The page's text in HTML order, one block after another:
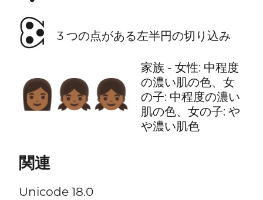
🕃
3 つの点がある左半円の切り込み
👩🏾‍👧🏾‍👧🏾
家族 - 女性: 中程度
の濃い肌の色、女
の子: 中程度の濃い
肌の色、女の子: や
や濃い肌色
関連
Unicode 18.0